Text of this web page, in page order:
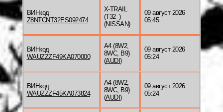
ВИНкод
Z8NTCNT32ES092474
X-TRAIL
(T32_)
(NISSAN)
09 август 2026
05:45
ВИНкод
WAUZZZF49KA070000
A4 (8W2,
8WC, B9)
(AUDI )
09 август 2026
05:24
ВИНкод
WAUZZZF45KA073824
A4 (8W2,
8WC, B9)
(AUDI )
09 август 2026
05:24